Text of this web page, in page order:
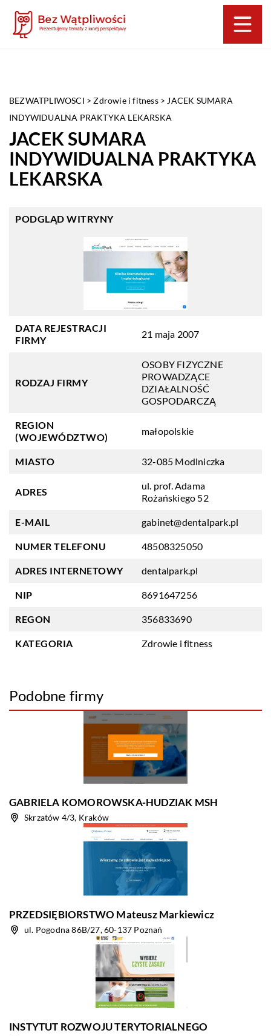
BEZWATPLIWOSCI >Zdrowie i fitness> JACEK SUMARA
INDYWIDUALNA PRAKTYKA LEKARSKA
JACEK SUMARA
INDYWIDUALNA PRAKTYKA
LEKARSKA
PODGLĄD WITRYNY
DATA REJESTRACJI
FIRMY
21 maja 2007
RODZAJ FIRMY
OSOBY FIZYCZNE
PROWADZĄCE
DZIAŁALNOŚĆ
GOSPODARCZĄ
REGION
(WOJEWÓDZTWO)
małopolskie
MIASTO 32-085 Modlniczka
ADRES
ul. prof. Adama
Rożańskiego 52
E-MAIL gabinet@dentalpark.pl
NUMER TELEFONU 48508325050
ADRES INTERNETOWY dentalpark.pl
NIP 8691647256
REGON 356833690
KATEGORIA Zdrowie i fitness
Podobne firmy
GABRIELA KOMOROWSKA-HUDZIAK MSH
Skrzatów 4/3, Kraków
PRZEDSIĘBIORSTWO Mateusz Markiewicz
ul. Pogodna 86B/27, 60-137 Poznań
INSTYTUT ROZWOJU TERYTORIALNEGO